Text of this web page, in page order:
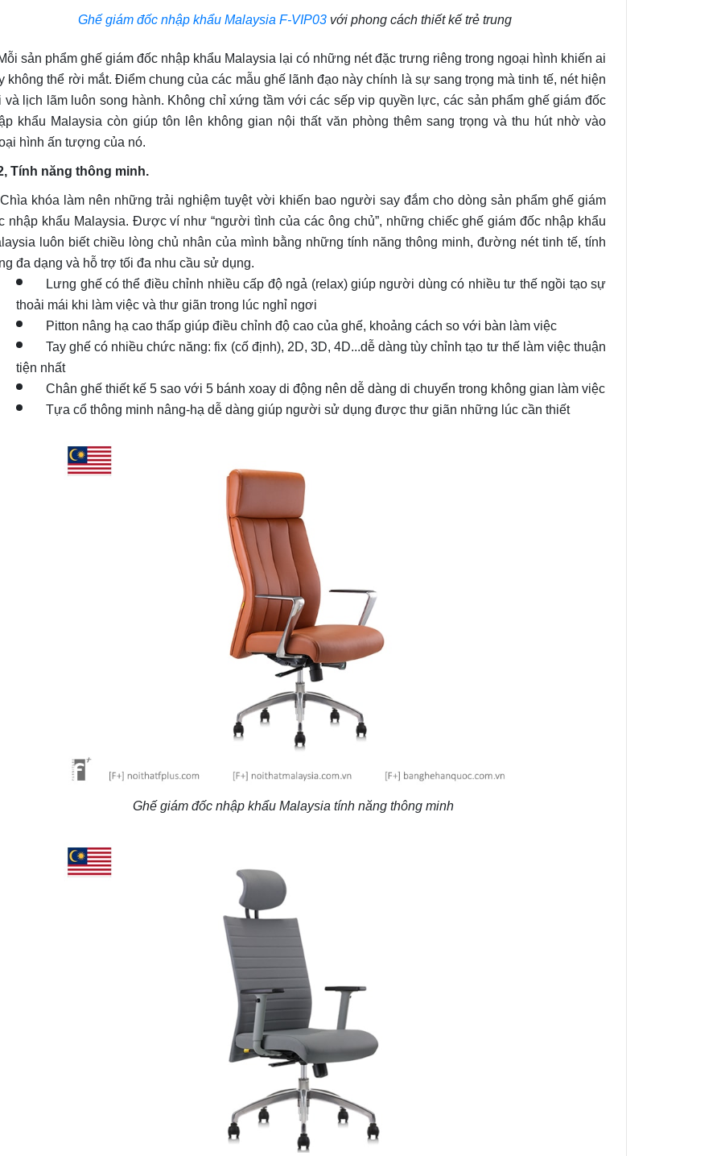
Ghế giám đốc nhập khẩu Malaysia F-VIP03 với phong cách thiết kế trẻ trung
sản phẩm ghế giám đốc nhập khẩu Malaysia lại có những nét đặc trưng riêng trong ngoại hình khiến ai
không thể rời mắt. Điểm chung của các mẫu ghế lãnh đạo này chính là sự sang trọng mà tinh tế, nét hiện
và lịch lãm luôn song hành. Không chỉ xứng tầm với các sếp vip quyền lực, các sản phẩm ghế giám đốc
khẩu Malaysia còn giúp tôn lên không gian nội thất văn phòng thêm sang trọng và thu hút nhờ vào
hình ấn tượng của nó.
Tính năng thông minh.
khóa làm nên những trải nghiệm tuyệt vời khiến bao người say đắm cho dòng sản phẩm ghế giám
nhập khẩu Malaysia. Được ví như “người tình của các ông chủ”, những chiếc ghế giám đốc nhập khẩu
luôn biết chiều lòng chủ nhân của mình bằng những tính năng thông minh, đường nét tinh tế, tính
đa dạng và hỗ trợ tối đa nhu cầu sử dụng.
Lưng ghế có thể điều chỉnh nhiều cấp độ ngả (relax) giúp người dùng có nhiều tư thế ngồi tạo sự
thoải mái khi làm việc và thư giãn trong lúc nghỉ ngơi
Pitton nâng hạ cao thấp giúp điều chỉnh độ cao của ghế, khoảng cách so với bàn làm việc
Tay ghế có nhiều chức năng: fix (cố định), 2D, 3D, 4D...dễ dàng tùy chỉnh tạo tư thế làm việc thuận
tiện nhất
Chân ghế thiết kế 5 sao với 5 bánh xoay di động nên dễ dàng di chuyển trong không gian làm việc
Tựa cổ thông minh nâng-hạ dễ dàng giúp người sử dụng được thư giãn những lúc cần thiết
Ghế giám đốc nhập khẩu Malaysia tính năng thông minh